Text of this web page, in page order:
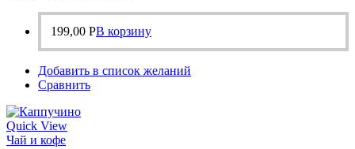
199,00 РВ корзину
Добавить в список желаний
Сравнить
Quick View
Чай и кофе